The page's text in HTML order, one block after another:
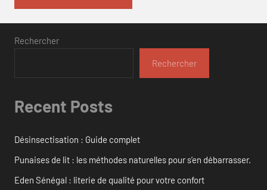
Rechercher
Rechercher
Recent Posts
Désinsectisation : Guide complet
Punaises de lit : les méthodes naturelles pour s’en débarrasser.
Eden Sénégal : literie de qualité pour votre confort